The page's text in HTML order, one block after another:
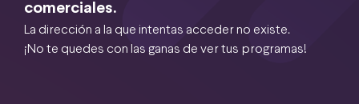
comerciales.
La dirección a la que intentas acceder no existe.
¡No te quedes con las ganas de ver tus programas!